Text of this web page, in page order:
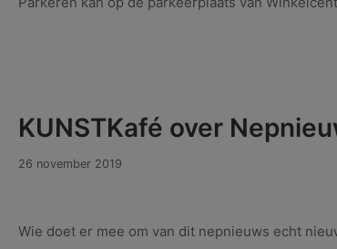
KUNSTKafé over
26 november 2019
Wie doet er mee om van dit nepnieuws echt